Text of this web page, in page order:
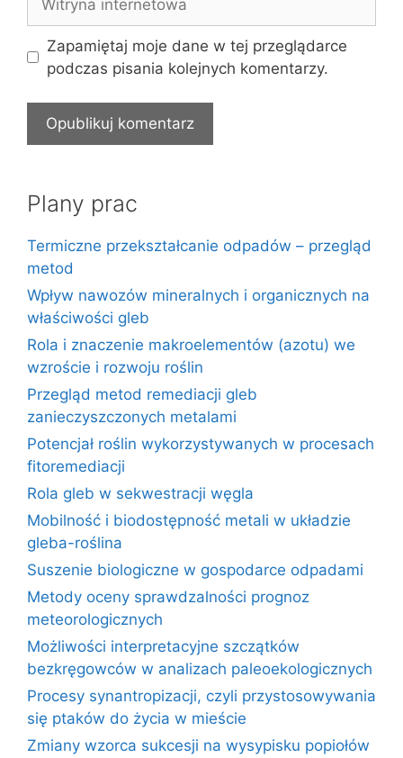
internetowa
Zapamiętaj moje dane w tej przeglądarce
podczas pisania kolejnych komentarzy.
Plany prac
Termiczne przekształcanie odpadów – przegląd
metod
Wpływ nawozów mineralnych i organicznych na
właściwości gleb
Rola i znaczenie makroelementów (azotu) we
wzroście i rozwoju roślin
Przegląd metod remediacji gleb
zanieczyszczonych metalami
Potencjał roślin wykorzystywanych w procesach
fitoremediacji
Rola gleb w sekwestracji węgla
Mobilność i biodostępność metali w układzie
gleba-roślina
Suszenie biologiczne w gospodarce odpadami
Metody oceny sprawdzalności prognoz
meteorologicznych
Możliwości interpretacyjne szczątków
bezkręgowców w analizach paleoekologicznych
Procesy synantropizacji, czyli przystosowywania
się ptaków do życia w mieście
Zmiany wzorca sukcesji na wysypisku popiołów